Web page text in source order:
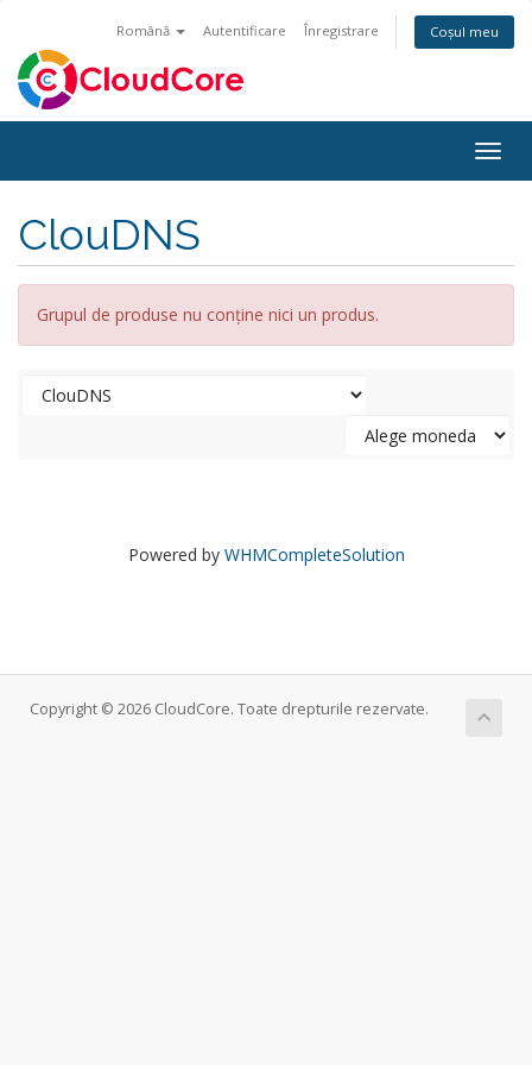
Română Autentificare Înregistrare Coșul meu
ClouDNS
Grupul de produse nu conține nici un produs.
Powered by WHMCompleteSolution
Copyright © 2026 CloudCore. Toate drepturile rezervate.